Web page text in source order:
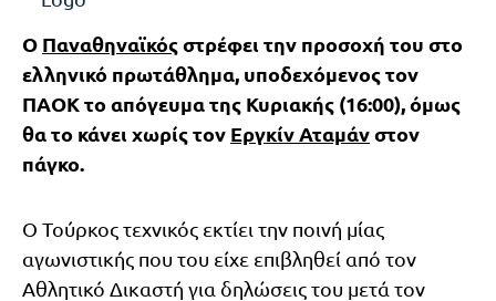
Ο Παναθηναϊκόςστρέφει την προσοχή του στο
ελληνικό πρωτάθλημα, υποδεχόμενος τον
ΠΑΟΚ το απόγευμα της Κυριακής (16:00), όμως
θα το κάνει χωρίς τον Εργκίν Αταμάνστον
πάγκο.
Ο Τούρκος τεχνικός εκτίει την ποινή μίας
αγωνιστικής που του είχε επιβληθεί από τον
Αθλητικό Δικαστή για δηλώσεις του μετά τον